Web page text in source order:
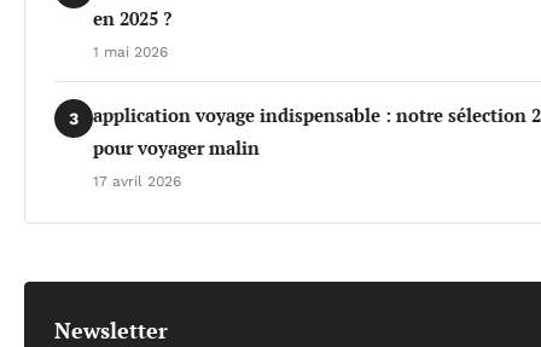
en 2025 ?
1 mai 2026
3
application voyage indispensable : notre sélection
pour voyager malin
17 avril 2026
Newsletter